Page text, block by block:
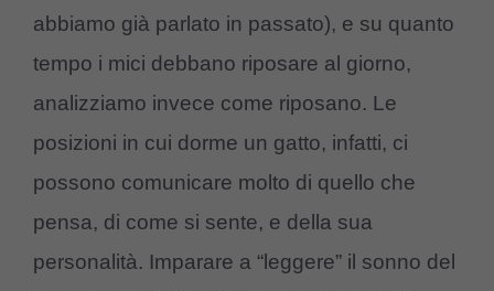
abbiamo già parlato in passato), e su quanto
tempo i mici debbano riposare al giorno,
analizziamo invece come riposano. Le
posizioni in cui dorme un gatto, infatti, ci
possono comunicare molto di quello che
pensa, di come si sente, e della sua
personalità. Imparare a “leggere” il sonno del